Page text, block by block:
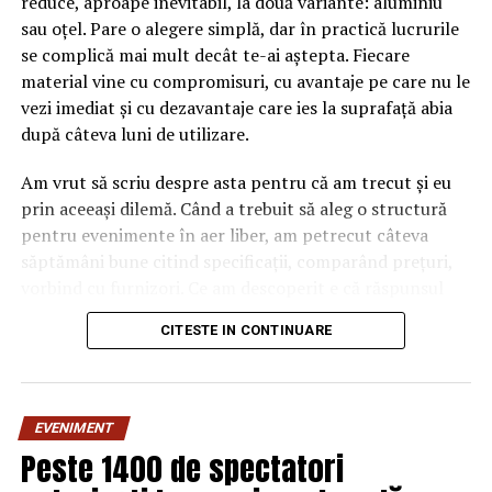
„Secţia pentru procurori subliniază nevoia unui mesaj
public echilibrat şi responsabil care să consolideze
încrederea cetăţeanului în actul de justiţie, îndatorire
care revine deopotrivă tuturor reprezentanţilor
menţionează în comunicat. AGERPRES
ARTICOLE PE ACEIASI TEMA: PRIMA
Comisia Europeană intervine în scandalul momentului din
România | Sibiul de AZI
APA NOVA se repoziționează și alege o nouă identitate
sau oțel. Pare o alegere simplă, dar în practică lucrurile
se complică mai mult decât te-ai aștepta. Fiecare
material vine cu compromisuri, cu avantaje pe care nu le
vezi imediat și cu dezavantaje care ies la suprafață abia
după câteva luni de utilizare.
Am vrut să scriu despre asta pentru că am trecut și eu
prin aceeași dilemă. Când a trebuit să aleg o structură
pentru evenimente în aer liber, am petrecut câteva
săptămâni bune citind specificații, comparând prețuri,
„corect” depinde mult de context, de cât de des muți
pavilionul și de ce condiții meteo ai de înfruntat.
materialului mai mult decât
CITESTE IN CONTINUARE
EVENIMENT
Peste 1400 de spectatori